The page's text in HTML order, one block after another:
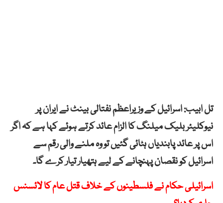
تل ابیب: اسرائیل کے وزیراعظم نفتالی بینٹ نے ایران پر
نیوکلیئر بلیک میلنگ کا الزام عائد کرتے ہوئے کہا ہے کہ اگر
اس پر عائد پابندیاں ہٹائی گئیں تو وہ ملنے والی رقم سے
اسرائیل کو نقصان پہنچانے کے لیے ہتھیار تیار کرے گا۔
اسرائیلی حکام نے فلسطینوں کے خلاف قتل عام کا لائسنس